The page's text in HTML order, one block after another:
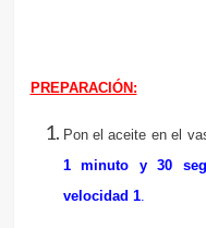
PREPARACIÓN:
Pon el aceite en el
1 minuto y 30
velocidad 1.